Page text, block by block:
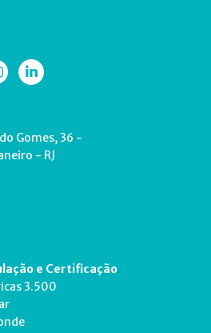
Gomes, 36 -
- RJ
e Certificação
3.500